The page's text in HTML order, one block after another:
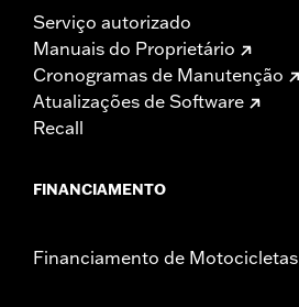
Serviço autorizado
Manuais do Proprietário
Cronogramas de Manutenção
Atualizações de Software
Recall
FINANCIAMENTO
Financiamento de Motocicletas